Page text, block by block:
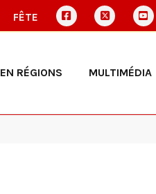
FÊTE
EN RÉGIONS MULTIMÉDIA